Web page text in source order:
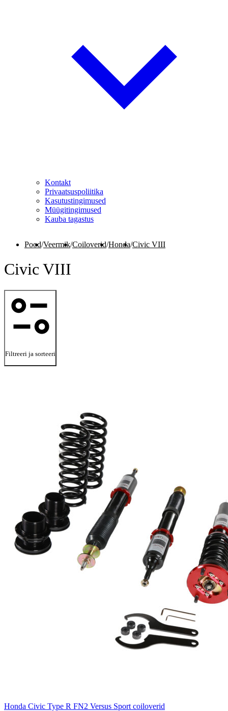
Kontakt
Privaatsuspoliitika
Kasutustingimused
Müügitingimused
Kauba tagastus
Pood/Veermik/Coiloverid/Honda/Civic VIII
Civic VIII
Filtreeri ja sorteeri
Honda Civic Type R FN2 Versus Sport coiloverid